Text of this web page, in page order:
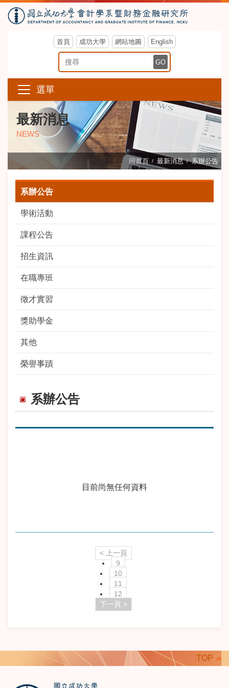
首頁 成功大學 網站地圖 English
搜尋關鍵字 GO
選單
最新消息
NEWS
回首頁 最新消息 系辦公告
系辦公告
學術活動
課程公告
招生資訊
在職專班
徵才實習
獎助學金
其他
榮譽事蹟
系辦公告
目前尚無任何資料
< 上一頁
9
10
11
12
下一頁 >
TOP